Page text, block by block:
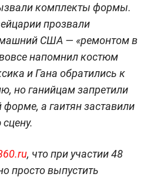
комплекты формы.
прозвали
США — «ремонтом в
напомнил костюм
и Гана обратились к
но ганийцам запретили
форме, а гаитян заставили
, что при участии 48
просто выпустить